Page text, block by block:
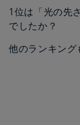
1位は「光の先
でしたか？
他のランキング